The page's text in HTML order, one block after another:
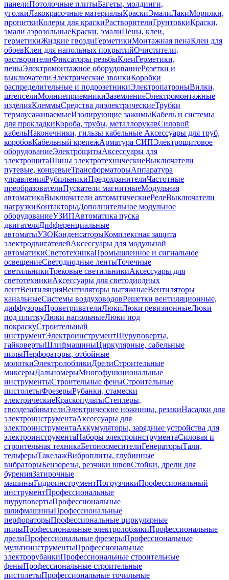
панелиПотолочные плитыБагеты, молдинги,
уголкиЛакокрасочные материалыКраскиЭмалиЛакиМорилки,
пропиткиКолеры для краскиРастворителиГрунтовкиКраски,
эмали аэрозольныеКраски, эмалиПены, клеи,
герметикиЖидкие гвоздиГерметикиМонтажная пенаКлеи для
обоевКлеи для напольных покрытийОчистители,
растворителиФиксаторы резьбыКлеиГерметики,
пеныЭлектромонтажное оборудованиеРозетки и
выключателиЭлектрические звонкиКоробки
распределительные и подрозетникиЭлектропатроныВилки,
штепселиМолниеприемникиЗаземлениеЭлектромонтажные
изделияКлеммыСредства диэлектрическиеТрубки
термоусаживаемыеИзолирующие зажимыКабель и системы
для прокладкиКороба, трубы, металлорукавСиловой
кабельНаконечники, гильзы кабельные Аксессуары для труб,
коробовКабельный крепежАрматура СИПЭлектрощитовое
оборудованиеЭлектрощитыАксессуары для
электрощитаШины электротехническиеВыключатели
путевые, концевыеТрансформаторыАппаратура
управленияРубильникиПредохранителиЧастотные
преобразователиПускатели магнитныеМодульная
автоматикаВыключатели автоматическиеРелеВыключатели
нагрузкиКонтакторыДополнительное модульное
оборудованиеУЗИПАвтоматика пуска
двигателяДифференциальные
автоматыУЗОКонденсаторыКомплексная защита
электродвигателейАксессуары для модульной
автоматикиСветотехникаПромышленное и сигнальное
освещениеСветодиодные лентыТочечные
светильникиТрековые светильникиАксессуары для
светотехникиАксессуары для светодиодных
лентВентиляцияВентиляторы вытяжныеВентиляторы
канальныеСистемы воздуховодовРешетки вентиляционные,
диффузорыПроветривателиЛюкиЛюки ревизионныеЛюки
под плиткуЛюки напольныеЛюки под
покраскуСтроительный
инструментЭлектроинструментШуруповерты,
гайковертыШлифмашиныЦиркулярные, сабельные
пилыПерфораторы, отбойные
молоткиЭлектролобзикиДрелиСтроительные
миксерыДальномерыМногофункциональные
инструментыСтроительные феныСтроительные
пистолетыФрезерыРубанки, стамески
электрическиеКраскопультыСтеплеры,
гвоздезабивателиЭлектрические ножницы, резакиНасадки для
электроинструментаАксессуары для
электроинструментаАккумуляторы, зарядные устройства для
электроинструментаНаборы электроинструментаСиловая и
строительная техникаБетоносмесителиГенераторыТали,
тельферыТакелажВиброплиты, глубинные
вибраторыБензорезы, резчики швовСтойки, дрели для
буренияЗатирочные
машиныГидроинструментПогрузчикиПрофессиональный
инструментПрофессиональные
шуруповертыПрофессиональные
шлифмашиныПрофессиональные
перфораторыПрофессиональные циркулярные
пилыПрофессиональные электролобзикиПрофессиональные
дрелиПрофессиональные фрезерыПрофессиональные
мультиинструментыПрофессиональные
электрорубанкиПрофессиональные строительные
феныПрофессиональные строительные
пистолетыПрофессиональные точильные